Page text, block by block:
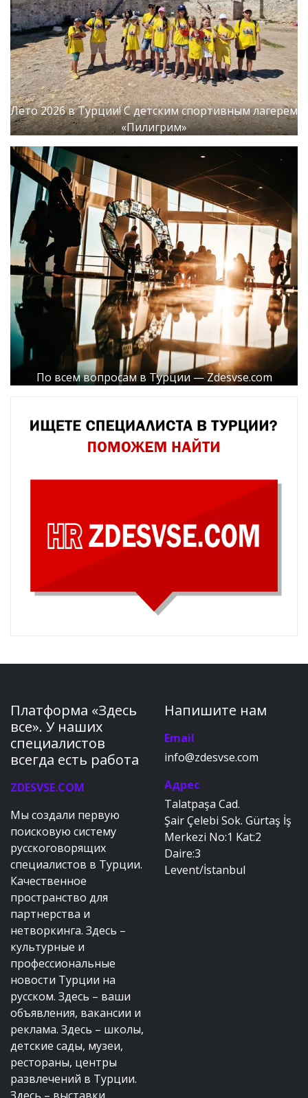
Лето 2026 в Турции! С детским спортивным лагерем
«Пилигрим»
По всем вопросам в Турции — Zdesvse.com
Платформа «Здесь
все». У наших
специалистов
всегда есть работа
ZDESVSE.COM
Мы создали первую
поисковую систему
русскоговорящих
специалистов в Турции.
Качественное
пространство для
партнерства и
нетворкинга. Здесь –
культурные и
профессиональные
новости Турции на
русском. Здесь – ваши
объявления, вакансии и
реклама. Здесь – школы,
детские сады, музеи,
рестораны, центры
развлечений в Турции.
Напишите нам
Email
info@zdesvse.com
Адрес
Talatpaşa Cad.
Şair Çelebi Sok. Gürtaş İş
Merkezi No:1 Kat:2
Daire:3
Levent/İstanbul